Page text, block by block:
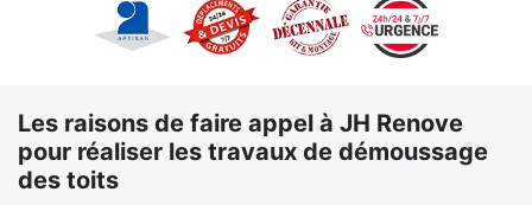
Les raisons de faire appel à JH Renove
pour réaliser les travaux de démoussage
des toits